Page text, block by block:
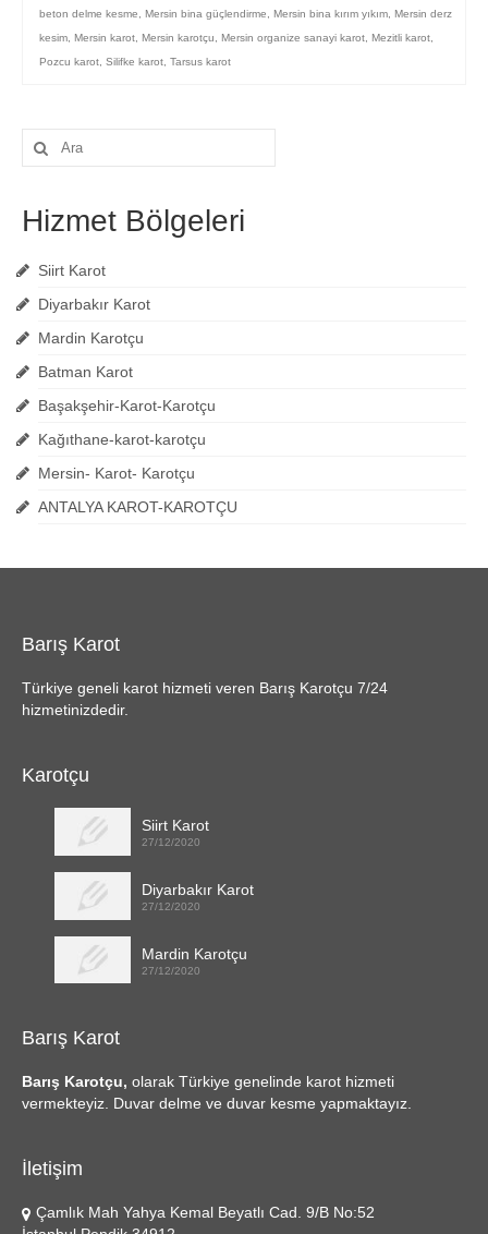
beton delme kesme
Mersin bina güçlendirme Mersin bina kırım yıkım Mersin derz
kesim Mersin karot Mersin karotçu Mersin organize sanayi karot Mezitli karot
Pozcu karot Silifke karot Tarsus karot
Şunu
ara:
Hizmet Bölgeleri
Siirt Karot
Diyarbakır Karot
Mardin Karotçu
Batman Karot
Başakşehir-Karot-Karotçu
Kağıthane-karot-karotçu
Mersin- Karot- Karotçu
ANTALYA KAROT-KAROTÇU
Barış Karot
Türkiye geneli karot hizmeti veren Barış Karotçu 7/24
hizmetinizdedir.
Karotçu
Siirt Karot
27/12/2020
Diyarbakır Karot
27/12/2020
Mardin Karotçu
27/12/2020
Barış Karot
Barış Karotçu, olarak Türkiye genelinde karot hizmeti
vermekteyiz. Duvar delme ve duvar kesme yapmaktayız.
İletişim
Çamlık Mah Yahya Kemal Beyatlı Cad. 9/B No:52